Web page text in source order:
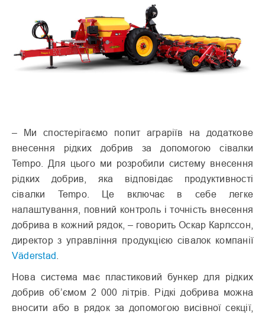
– Ми спостерігаємо попит аграріїв на додаткове
внесення рідких добрив за допомогою сівалки
Tempo. Для цього ми розробили систему внесення
рідких добрив, яка відповідає продуктивності
сівалки Tempo. Це включає в себе легке
налаштування, повний контроль і точність внесення
добрива в кожний рядок, – говорить Оскар Карлссон,
директор з управління продукцією сівалок компанії
Väderstad
Нова система має пластиковий бункер для рідких
добрив об’ємом 2 000 літрів. Рідкі добрива можна
вносити або в рядок за допомогою висівної секції,